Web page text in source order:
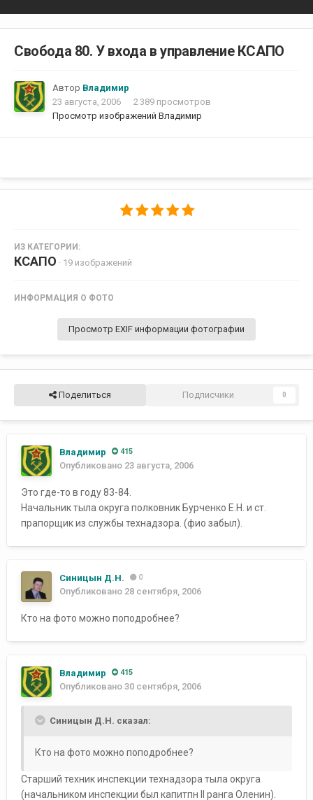
Свобода 80. У входа в управление КСАПО
Автор Владимир
23 августа, 2006
2 389 просмотров
Просмотр изображений Владимир
ИЗ КАТЕГОРИИ:
КСАПО · 19 изображений
ИНФОРМАЦИЯ О ФОТО
Просмотр EXIF информации фотографии
Поделиться Подписчики 0
Владимир 415
Опубликовано 23 августа, 2006
Это где-то в году 83-84.
Начальник тыла округа полковник Бурченко Е.Н. и ст.
прапорщик из службы технадзора. (фио забыл).
Синицын Д.Н. 0
Опубликовано 28 сентября, 2006
Кто на фото можно поподробнее?
Владимир 415
Опубликовано 30 сентября, 2006
Синицын Д.Н. сказал:
Кто на фото можно поподробнее?
Старший техник инспекции технадзора тыла округа
(начальником инспекции был капитпн II ранга Оленин).